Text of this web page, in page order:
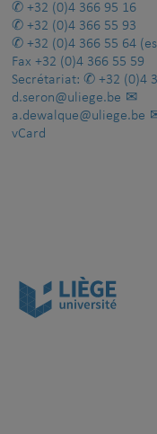
+32 (0)4 366 95 16
+32 (0)4 366 55 93
+32 (0)4 366 55 64
Fax +32 (0)4 366 55 59
Secrétariat:
+32 (0)4
d.seron@uliege.be
a.dewalque@uliege.be
vCard